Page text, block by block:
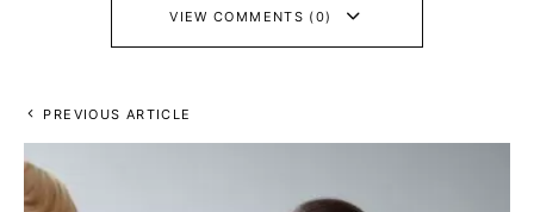
VIEW COMMENTS (0)
PREVIOUS ARTICLE